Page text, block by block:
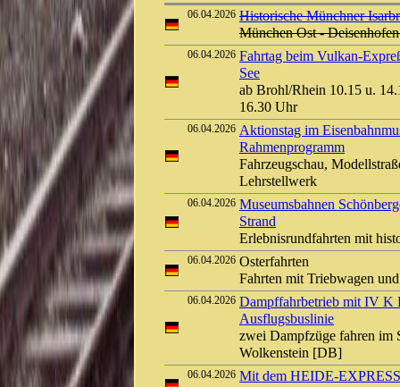
06.04.2026 Historische Münchner
München Ost -
06.04.2026 Fahrtag beim Vulkan-
See
ab Brohl/Rhein 10.15 u.
16.30 Uhr
06.04.2026 Aktionstag im
Rahmenprogramm
Fahrzeugschau,
Lehrstellwerk
06.04.2026 Museumsbahnen
Strand
Erlebnisrundfahrten mit
06.04.2026 Osterfahrten
Fahrten mit Triebwagen
06.04.2026 Dampffahrbetrieb mit IV K
Ausflugsbuslinie
zwei Dampfzüge fahren im
Wolkenstein [DB]
06.04.2026 Mit dem HEIDE-